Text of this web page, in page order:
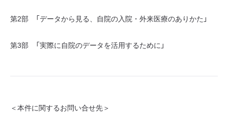
第2部 「データから見る、自院の入院・外来医療のありかた」
第3部 「実際に自院のデータを活用するために」
＜本件に関するお問い合せ先＞